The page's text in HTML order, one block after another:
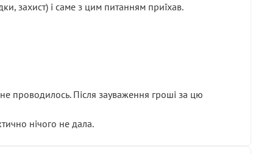
захист) і саме з цим питанням приїхав.
проводилось. Після зауваження гроші за цю
нічого не дала.